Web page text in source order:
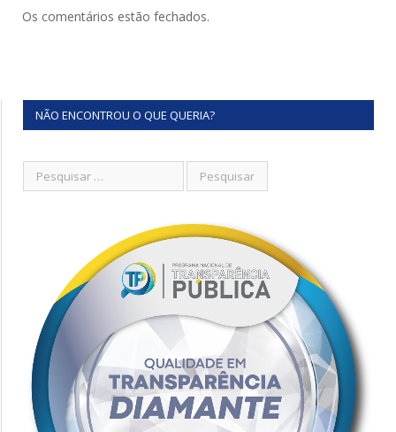
Os comentários estão fechados.
NÃO ENCONTROU O QUE QUERIA?